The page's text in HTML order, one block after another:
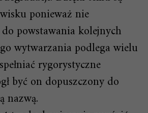
ponieważ nie
powstawania kolejnych
wytwarzania podlega wielu
rygorystyczne
być on dopuszczony do
nazwą.